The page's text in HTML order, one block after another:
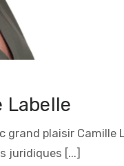
Labelle
grand plaisir
juridiques [...]